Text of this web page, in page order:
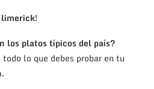
limerick!
los platos típicos del país?
lo que debes probar en tu